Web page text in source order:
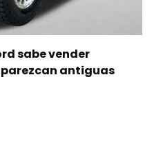
sabe vender
antiguas